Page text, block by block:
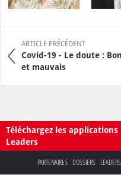
ARTICLE PRÉCÉDENT
Covid-19 - Le doute : Bon
et mauvais
Téléchargez les applications
Leaders
PARTENAIRES DOSSIERS